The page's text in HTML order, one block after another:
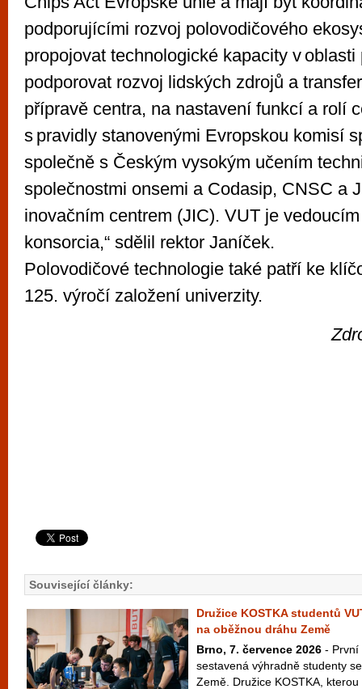
podporujícími rozvoj polovodičového
propojovat technologické kapacity v oblasti
podporovat rozvoj lidských zdrojů a
přípravě centra, na nastavení funkcí a rolí
s pravidly stanovenými Evropskou komisí
společně s Českým vysokým učením
společnostmi onsemi a Codasip, CNSC a
inovačním centrem (JIC). VUT je
konsorcia,“ sdělil rektor Janíček.
Polovodičové technologie také patří ke
125. výročí založení univerzity.
Související články:
Družice KOSTKA studentů
na oběžnou dráhu Země
Brno, 7. července 2026 - První
sestavená výhradně studenty
Země. Družice KOSTKA,